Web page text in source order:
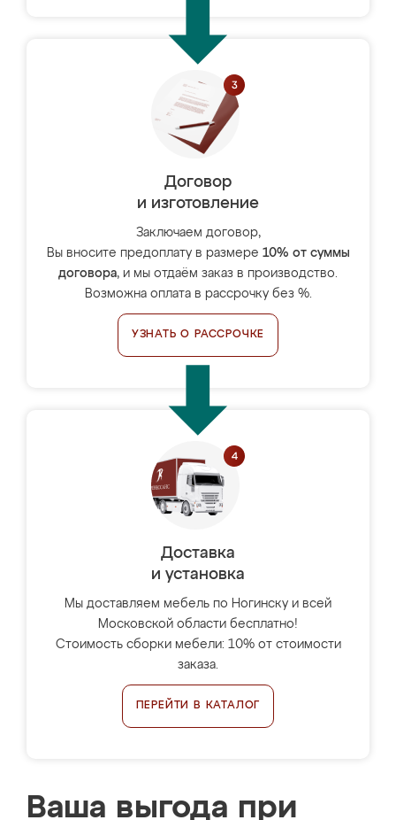
Договор
и изготовление
Заключаем договор,
Вы вносите предоплату в размере 10% от суммы
договора, и мы отдаём заказ в производство.
Возможна оплата в рассрочку без %.
УЗНАТЬ О РАССРОЧКЕ
Доставка
и установка
Мы доставляем мебель по Ногинску и всей
Московской области бесплатно!
Стоимость сборки мебели: 10% от стоимости
заказа.
ПЕРЕЙТИ В КАТАЛОГ
Ваша выгода при